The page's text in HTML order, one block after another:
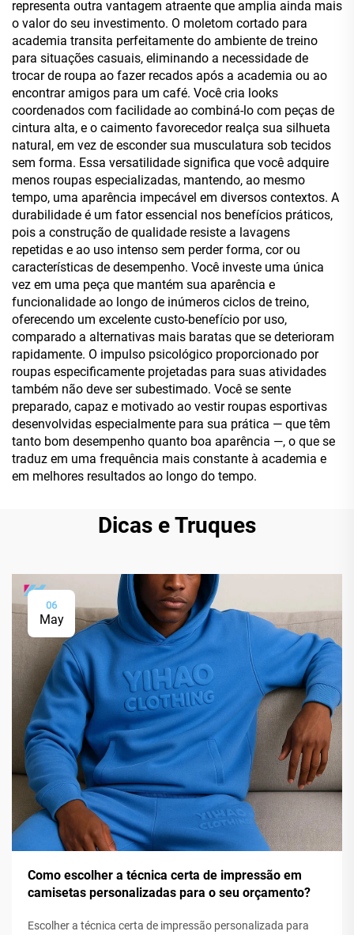
representa outra vantagem atraente que amplia ainda mais
o valor do seu investimento. O moletom cortado para
academia transita perfeitamente do ambiente de treino
para situações casuais, eliminando a necessidade de
trocar de roupa ao fazer recados após a academia ou ao
encontrar amigos para um café. Você cria looks
coordenados com facilidade ao combiná-lo com peças de
cintura alta, e o caimento favorecedor realça sua silhueta
natural, em vez de esconder sua musculatura sob tecidos
sem forma. Essa versatilidade significa que você adquire
menos roupas especializadas, mantendo, ao mesmo
tempo, uma aparência impecável em diversos contextos. A
durabilidade é um fator essencial nos benefícios práticos,
pois a construção de qualidade resiste a lavagens
repetidas e ao uso intenso sem perder forma, cor ou
características de desempenho. Você investe uma única
vez em uma peça que mantém sua aparência e
funcionalidade ao longo de inúmeros ciclos de treino,
oferecendo um excelente custo-benefício por uso,
comparado a alternativas mais baratas que se deterioram
rapidamente. O impulso psicológico proporcionado por
roupas especificamente projetadas para suas atividades
também não deve ser subestimado. Você se sente
preparado, capaz e motivado ao vestir roupas esportivas
desenvolvidas especialmente para sua prática — que têm
tanto bom desempenho quanto boa aparência —, o que se
traduz em uma frequência mais constante à academia e
em melhores resultados ao longo do tempo.
Dicas e Truques
06
May
Como escolher a técnica certa de impressão em
camisetas personalizadas para o seu orçamento?
Escolher a técnica certa de impressão personalizada para